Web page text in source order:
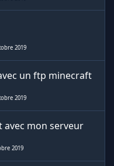
2019
un ftp minecraft
2019
avec mon serveur
2019